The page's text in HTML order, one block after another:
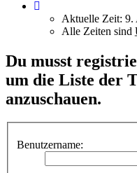
Aktuelle Zeit: 9.
Alle Zeiten sind
Du musst
um die Liste der
anzuschauen.
Benutzername: